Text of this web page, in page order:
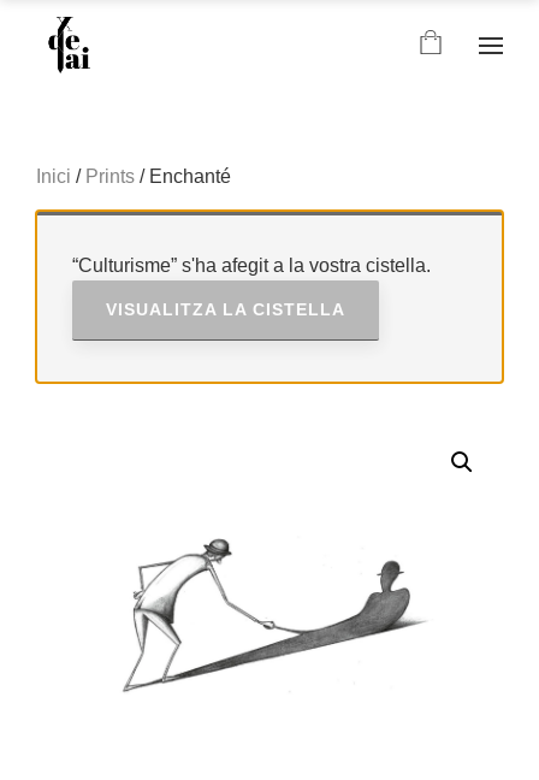
Inici / Prints / Enchanté
“Culturisme” s'ha afegit a la vostra cistella.
VISUALITZA LA CISTELLA